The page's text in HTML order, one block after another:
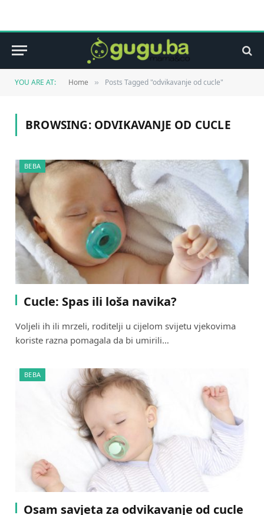
YOU ARE AT: Home » Posts Tagged "odvikavanje od cucle"
BROWSING: ODVIKAVANJE OD CUCLE
BEBA
Cucle: Spas ili loša navika?
Voljeli ih ili mrzeli, roditelji u cijelom svijetu vjekovima
koriste razna pomagala da bi umirili…
BEBA
Osam savjeta za odvikavanje od cucle